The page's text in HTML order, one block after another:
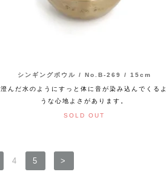
シンギングボウル / No.B-269 / 15cm
澄んだ水のようにすっと体に音が染み込んでくるよ
うな心地よさがあります。
SOLD OUT
4 5 >